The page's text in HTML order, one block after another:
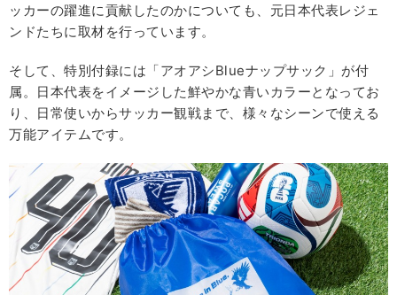
ッカーの躍進に貢献したのかについても、元日本代表レジェ
ンドたちに取材を行っています。
そして、特別付録には「アオアシBlueナップサック」が付
属。日本代表をイメージした鮮やかな青いカラーとなってお
り、日常使いからサッカー観戦まで、様々なシーンで使える
万能アイテムです。